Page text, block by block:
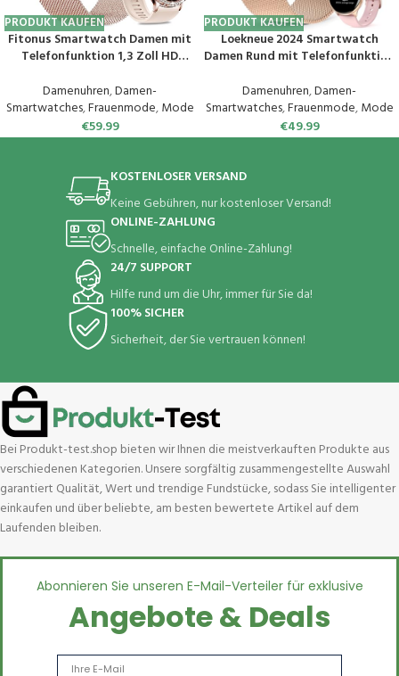
PRODUKT KAUFEN
Fitonus Smartwatch Damen mit
Telefonfunktion 1,3 Zoll HD
Periodenverfolgung, 110+ Sport,
Herzfrequenz, SpO2
Schlafmonitor, IP68 Fitnessuhr
Tracker für iOS Android
Damenuhren,Damen-
Smartwatches,Frauenmode,Mode
€59.99
PRODUKT KAUFEN
Loekneue 2024 Smartwatch
Damen Rund mit Telefonfunktion
/SpO2/Menstruationszyklus/Schl
afmonitor/IP68
Wasserdichter/Schrittzähler/Fit
ness/für iOS Android Rosa Gold
Damenuhren,Damen-
Smartwatches,Frauenmode,Mode
€49.99
KOSTENLOSER VERSAND
Keine Gebühren, nur kostenloser Versand!
ONLINE-ZAHLUNG
Schnelle, einfache Online-Zahlung!
24/7 SUPPORT
Hilfe rund um die Uhr, immer für Sie da!
100% SICHER
Sicherheit, der Sie vertrauen können!
Bei Produkt-test.shop bieten wir Ihnen die meistverkauften Produkte aus
verschiedenen Kategorien. Unsere sorgfältig zusammengestellte Auswahl
garantiert Qualität, Wert und trendige Fundstücke, sodass Sie intelligenter
einkaufen und über beliebte, am besten bewertete Artikel auf dem
Laufenden bleiben.
Abonnieren Sie unseren E-Mail-Verteiler für exklusive
Angebote & Deals